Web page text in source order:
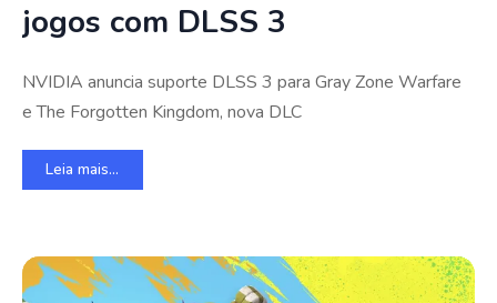
jogos com DLSS 3
NVIDIA anuncia suporte DLSS 3 para Gray Zone Warfare
e The Forgotten Kingdom, nova DLC
Leia mais...